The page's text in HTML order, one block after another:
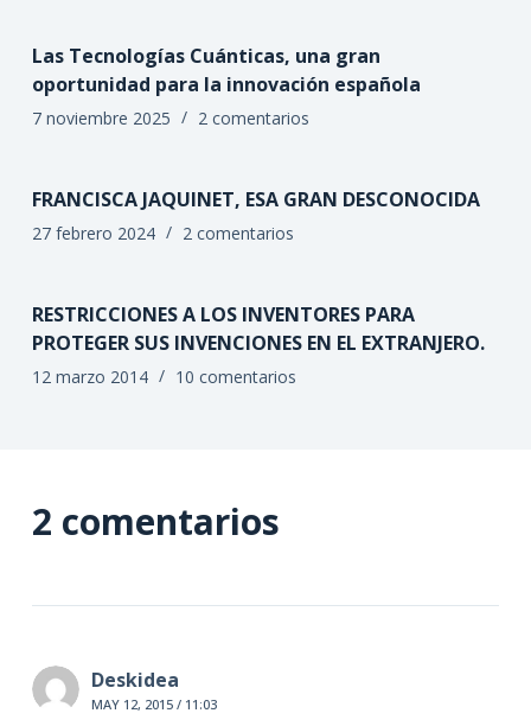
Las Tecnologías Cuánticas, una gran
oportunidad para la innovación española
7 noviembre 2025 2 comentarios
FRANCISCA JAQUINET, ESA GRAN DESCONOCIDA
27 febrero 2024 2 comentarios
RESTRICCIONES A LOS INVENTORES PARA
PROTEGER SUS INVENCIONES EN EL EXTRANJERO.
12 marzo 2014 10 comentarios
2 comentarios
Deskidea
MAY 12, 2015 / 11:03